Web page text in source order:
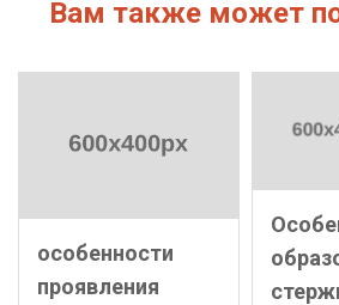
Вам также может
особенности
проявления